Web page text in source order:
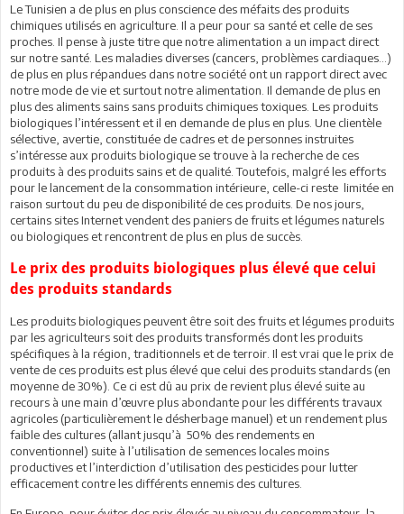
Le Tunisien a de plus en plus conscience des méfaits des produits
chimiques utilisés en agriculture. Il a peur pour sa santé et celle de ses
proches. Il pense à juste titre que notre alimentation a un impact direct
sur notre santé. Les maladies diverses (cancers, problèmes cardiaques…)
de plus en plus répandues dans notre société ont un rapport direct avec
notre mode de vie et surtout notre alimentation. Il demande de plus en
plus des aliments sains sans produits chimiques toxiques. Les produits
biologiques l’intéressent et il en demande de plus en plus. Une clientèle
sélective, avertie, constituée de cadres et de personnes instruites
s’intéresse aux produits biologique se trouve à la recherche de ces
produits à des produits sains et de qualité. Toutefois, malgré les efforts
pour le lancement de la consommation intérieure, celle-ci reste limitée en
raison surtout du peu de disponibilité de ces produits. De nos jours,
certains sites Internet vendent des paniers de fruits et légumes naturels
ou biologiques et rencontrent de plus en plus de succès.
Le prix des produits biologiques plus élevé que celui
des produits standards
Les produits biologiques peuvent être soit des fruits et légumes produits
par les agriculteurs soit des produits transformés dont les produits
spécifiques à la région, traditionnels et de terroir. Il est vrai que le prix de
vente de ces produits est plus élevé que celui des produits standards (en
moyenne de 30%). Ce ci est dû au prix de revient plus élevé suite au
recours à une main d’œuvre plus abondante pour les différents travaux
agricoles (particulièrement le désherbage manuel) et un rendement plus
faible des cultures (allant jusqu’à 50% des rendements en
conventionnel) suite à l’utilisation de semences locales moins
productives et l’interdiction d’utilisation des pesticides pour lutter
efficacement contre les différents ennemis des cultures.